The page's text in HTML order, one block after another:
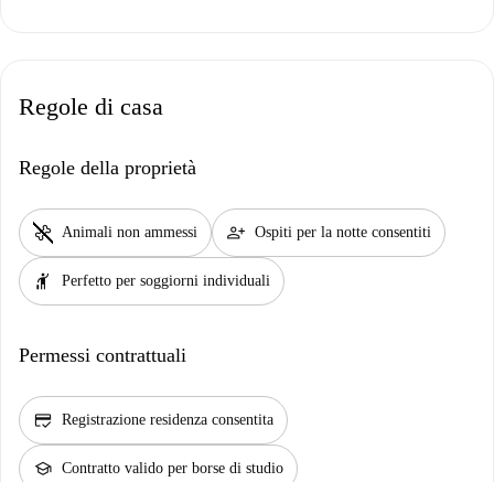
Regole di casa
Regole della proprietà
pet_supplies Animali non ammessi person_add Ospiti per la notte consentiti
hail Perfetto per soggiorni individuali
Permessi contrattuali
credit_score Registrazione residenza consentita
school Contratto valido per borse di studio